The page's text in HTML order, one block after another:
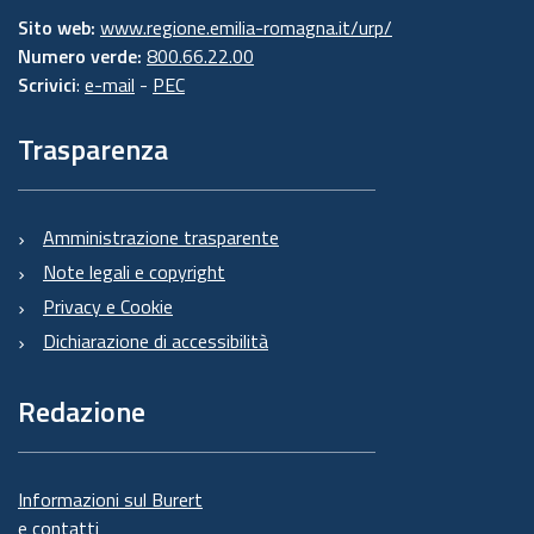
Sito web: www.regione.emilia-romagna.it/urp/
Numero verde: 800.66.22.00
Scrivici: e-mail - PEC
Trasparenza
Amministrazione trasparente
Note legali e copyright
Privacy e Cookie
Dichiarazione di accessibilità
Redazione
Informazioni sul Burert
e contatti